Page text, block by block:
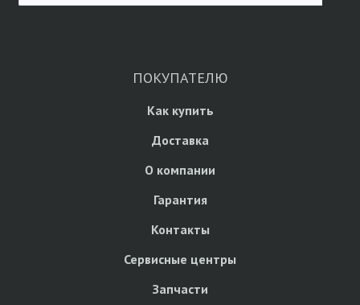
ПОКУПАТЕЛЮ
Как купить
Доставка
О компании
Гарантия
Контакты
Сервисные центры
Запчасти